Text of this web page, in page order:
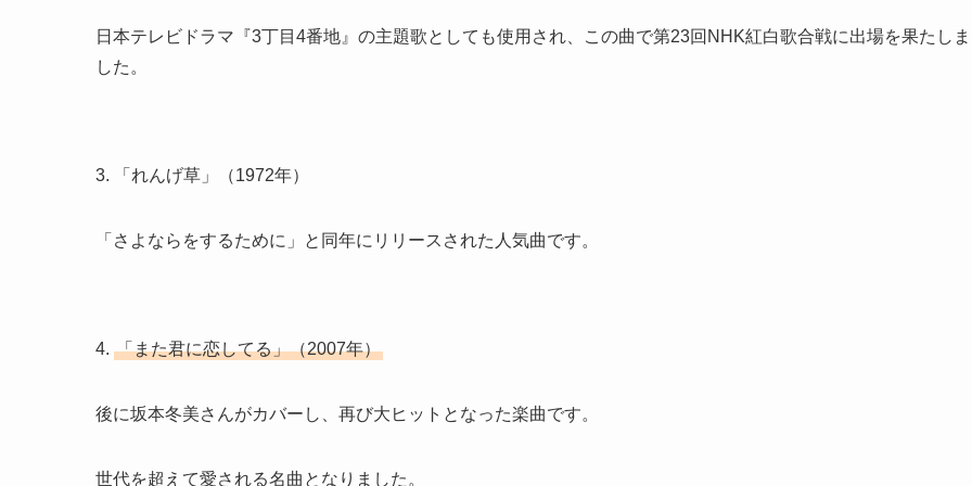
日本テレビドラマ『3丁目4番地』の主題歌としても使用され、この曲で第23回NHK紅白歌合戦に出場を果たしま
した。
3. 「れんげ草」（1972年）
「さよならをするために」と同年にリリースされた人気曲です。
4. 「また君に恋してる」（2007年）
後に坂本冬美さんがカバーし、再び大ヒットとなった楽曲です。
世代を超えて愛される名曲となりました。